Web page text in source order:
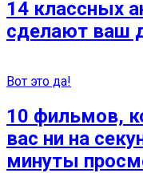
14 классных
сделают ваш
Вот это да!
10 фильмов,
вас ни на
минуты